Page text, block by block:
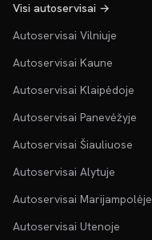
Visi autoservisai →
Autoservisai Vilniuje
Autoservisai Kaune
Autoservisai Klaipėdoje
Autoservisai Panevėžyje
Autoservisai Šiauliuose
Autoservisai Alytuje
Autoservisai Marijampolėje
Autoservisai Utenoje